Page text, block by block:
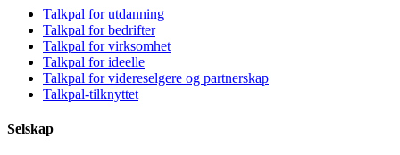
Talkpal for utdanning
Talkpal for bedrifter
Talkpal for virksomhet
Talkpal for ideelle
Talkpal for videreselgere og partnerskap
Talkpal-tilknyttet
Selskap